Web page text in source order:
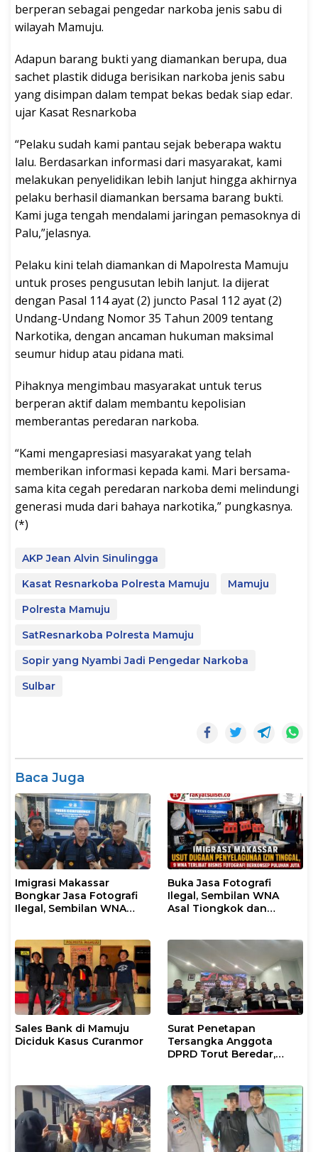
berperan sebagai pengedar narkoba jenis sabu di
wilayah Mamuju.
Adapun barang bukti yang diamankan berupa, dua
sachet plastik diduga berisikan narkoba jenis sabu
yang disimpan dalam tempat bekas bedak siap edar.
ujar Kasat Resnarkoba
“Pelaku sudah kami pantau sejak beberapa waktu
lalu. Berdasarkan informasi dari masyarakat, kami
melakukan penyelidikan lebih lanjut hingga akhirnya
pelaku berhasil diamankan bersama barang bukti.
Kami juga tengah mendalami jaringan pemasoknya di
Palu,”jelasnya.
Pelaku kini telah diamankan di Mapolresta Mamuju
untuk proses pengusutan lebih lanjut. Ia dijerat
dengan Pasal 114 ayat (2) juncto Pasal 112 ayat (2)
Undang-Undang Nomor 35 Tahun 2009 tentang
Narkotika, dengan ancaman hukuman maksimal
seumur hidup atau pidana mati.
Pihaknya mengimbau masyarakat untuk terus
berperan aktif dalam membantu kepolisian
memberantas peredaran narkoba.
“Kami mengapresiasi masyarakat yang telah
memberikan informasi kepada kami. Mari bersama-
sama kita cegah peredaran narkoba demi melindungi
generasi muda dari bahaya narkotika,” pungkasnya.
(*)
AKP Jean Alvin Sinulingga
Kasat Resnarkoba Polresta Mamuju
Mamuju
Polresta Mamuju
SatResnarkoba Polresta Mamuju
Sopir yang Nyambi Jadi Pengedar Narkoba
Sulbar
Baca Juga
Imigrasi Makassar
Bongkar Jasa Fotografi
Ilegal, Sembilan WNA
Tinggal
Buka Jasa Fotografi
Ilegal, Sembilan WNA
Asal Tiongkok dan
Makassar
Sales Bank di Mamuju
Diciduk Kasus Curanmor
Surat Penetapan
Tersangka Anggota
DPRD Torut Beredar,
Berstatus Saksi